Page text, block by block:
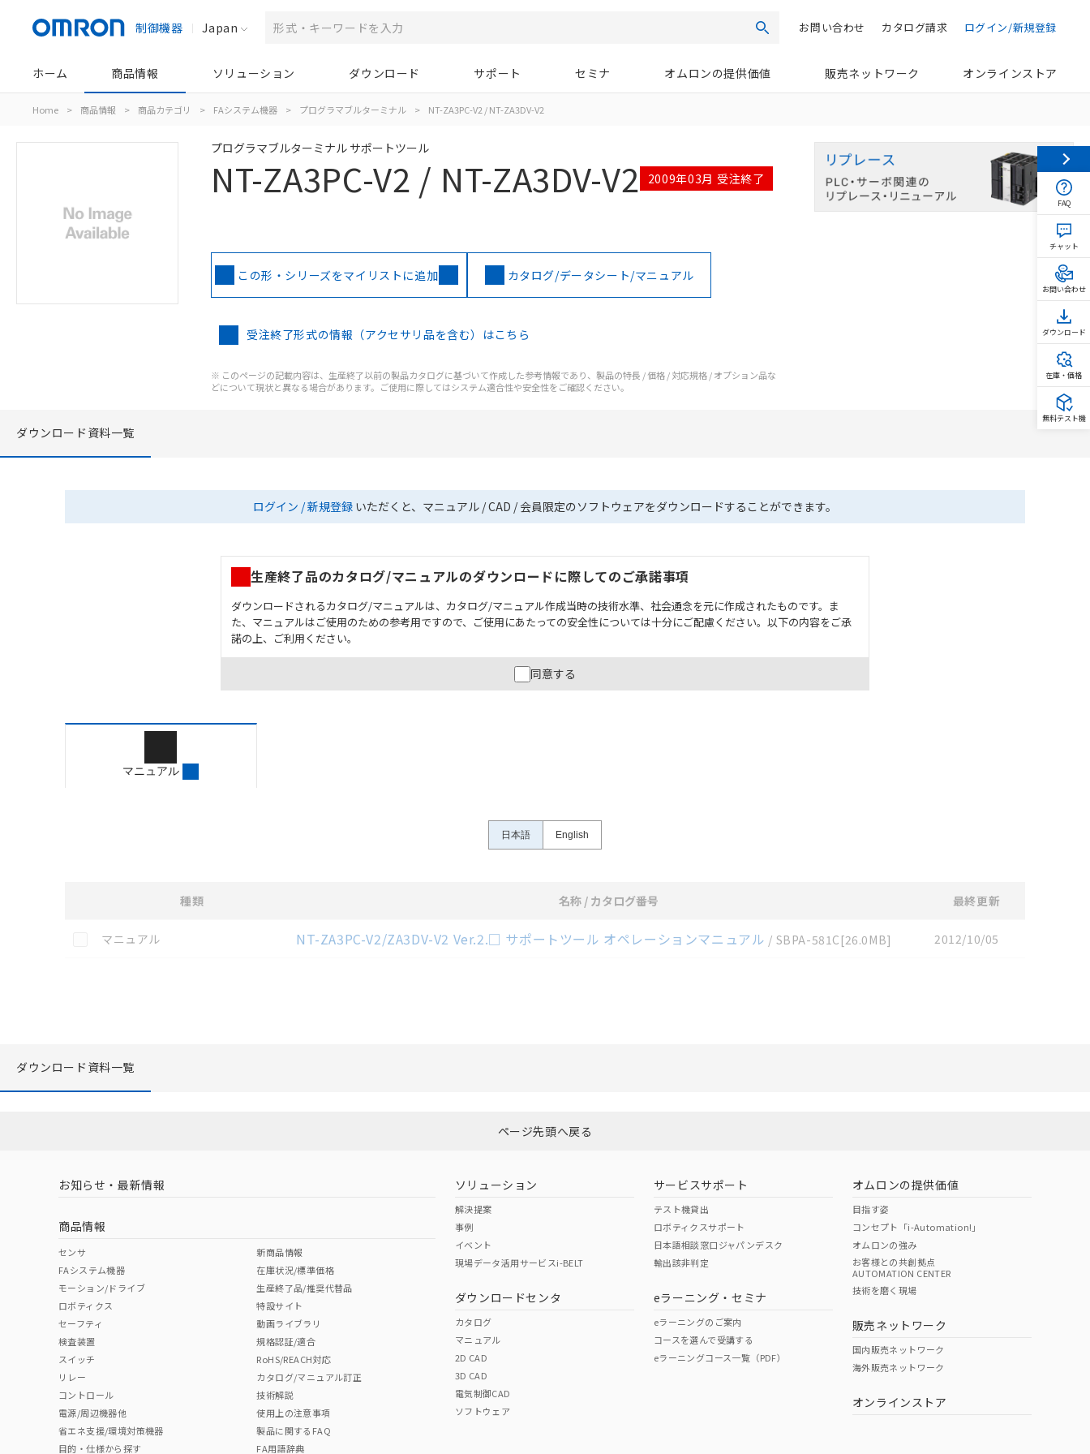
制御機器 Japan 検索 ログイン/新規登録
カタログ請求
お問い合わせ
ホーム 商品情報 ソリューション ダウンロード サポート セミナ オムロンの提供価値 販売ネットワーク オンラインストア
Home > 商品情報 > 商品カテゴリ > FAシステム機器 > プログラマブルターミナル > NT-ZA3PC-V2 / NT-ZA3DV-V2
プログラマブルターミナル サポートツール
NT-ZA3PC-V2 / NT-ZA3DV-V2 2009年03月 受注終了
この形・シリーズをマイリストに追加 カタログ/データシート/マニュアル
受注終了形式の情報（アクセサリ品を含む）はこちら
※ このページの記載内容は、生産終了以前の製品カタログに基づいて作成した参考情報であり、製品の特長 / 価格 / 対応規格 / オプション品な
どについて現状と異なる場合があります。ご使用に際してはシステム適合性や安全性をご確認ください。
ダウンロード資料一覧
ログイン / 新規登録 いただくと、マニュアル / CAD / 会員限定のソフトウェアをダウンロードすることができます。
生産終了品のカタログ/マニュアルのダウンロードに際してのご承諾事項
ダウンロードされるカタログ/マニュアルは、カタログ/マニュアル作成当時の技術水準、社会通念を元に作成されたものです。ま
た、マニュアルはご使用のための参考用ですので、ご使用にあたっての安全性については十分にご配慮ください。以下の内容をご承
諾の上、ご利用ください。
お客様が本製品を人命や財産に重大な危険を及ぼすような用途に使用される場合には、システム全体として危険を知らせたり、冗
長設計により必要な安全性を確保できるよう設計されていること、および本製品が全体の中で意図した用途に対して適切に配電・
カタログ/マニュアルに記載されているアプリケーション事例は参考用ですので、ご採用に際しては機器・装置の機能や安全性を
同意する
マニュアル
日本語 English
種類 名称 / カタログ番号 最終更新
この資料を選択
マニュアル NT-ZA3PC-V2/ZA3DV-V2 Ver.2.□ サポートツール オペレーションマニュアル / SBPA-581C [26.0MB] 2012/10/05
ダウンロード資料一覧
ページ先頭へ戻る
お知らせ・最新情報
商品情報
センサ
FAシステム機器
モーション/ドライブ
ロボティクス
セーフティ
検査装置
スイッチ
リレー
コントロール
電源/周辺機器他
省エネ支援/環境対策機器
目的・仕様から探す
新商品情報
在庫状況/標準価格
生産終了品/推奨代替品
特設サイト
動画ライブラリ
規格認証/適合
RoHS/REACH対応
カタログ/マニュアル訂正
技術解説
使用上の注意事項
製品に関するFAQ
FA用語辞典
ソリューション
解決提案
事例
イベント
現場データ活用サービスi-BELT
ダウンロードセンタ
カタログ
マニュアル
2D CAD
3D CAD
電気制御CAD
ソフトウェア
サービスサポート
テスト機貸出
ロボティクスサポート
日本語相談窓口ジャパンデスク
輸出該非判定
eラーニング・セミナ
eラーニングのご案内
コースを選んで受講する
eラーニングコース一覧（PDF）
オムロンの提供価値
目指す姿
コンセプト「i-Automation!」
オムロンの強み
お客様との共創拠点
AUTOMATION CENTER
技術を磨く現場
販売ネットワーク
国内販売ネットワーク
海外販売ネットワーク
オンラインストア
FAQ
チャット
お問い合わせ
ダウンロード
在庫・価格
無料テスト機